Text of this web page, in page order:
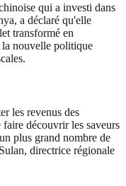
qui a investi dans
a déclaré qu'elle
transformé en
nouvelle politique
les revenus des
faire découvrir les saveurs
plus grand nombre de
directrice régionale